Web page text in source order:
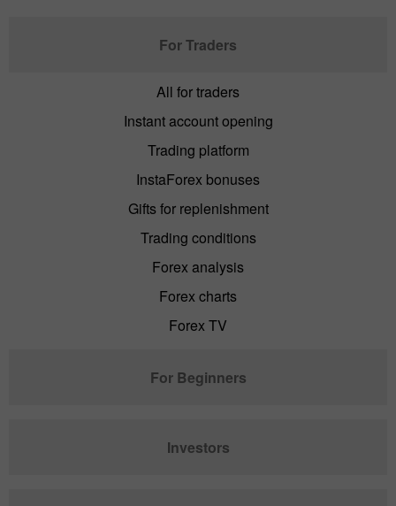
For Traders
All for traders
Instant account opening
Trading platform
InstaForex bonuses
Gifts for replenishment
Trading conditions
Forex analysis
Forex charts
Forex TV
For Beginners
Investors